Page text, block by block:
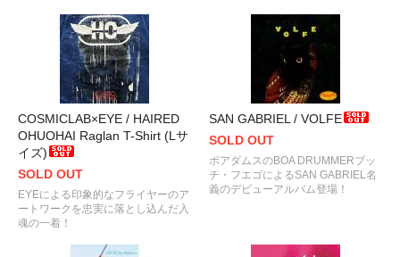
COSMICLAB×EYE / HAIRED
OHUOHAI Raglan T-Shirt (Lサ
イズ)
SOLD OUT
EYEによる印象的なフライヤーのア
ートワークを忠実に落とし込んだ入
魂の一着！
SAN GABRIEL / VOLFE
SOLD OUT
ボアダムスのBOA DRUMMERブッ
チ・フエゴによるSAN GABRIEL名
義のデビューアルバム登場！